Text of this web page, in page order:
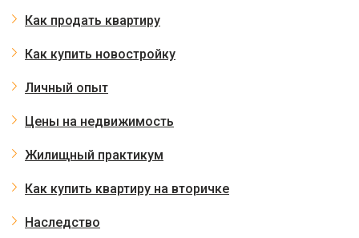
Как продать квартиру
Как купить новостройку
Личный опыт
Цены на недвижимость
Жилищный практикум
Как купить квартиру на вторичке
Наследство